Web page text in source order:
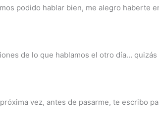
podido hablar bien, me alegro haberte
de lo que hablamos el otro día…
vez, antes de pasarme, te escribo